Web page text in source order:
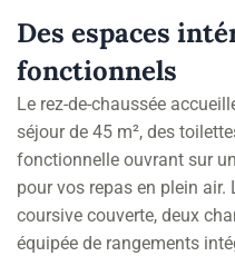
Des espaces
fonctionnels
Le rez-de-chaussée
séjour de 45 m², des
fonctionnelle ouvrant sur
pour vos repas en plein air.
coursive couverte, deux
équipée de rangements